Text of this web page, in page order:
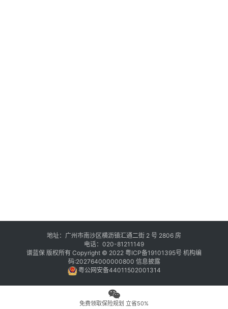
地址：广州市南沙区横沥镇汇通二街 2 号 2806 房
电话：020-81211149
谱蓝保 版权所有 Copyright © 2022 粤ICP备19101395号 机构编
码:202764000000800 信息披露
粤公网安备44011502001314
免费领取保险规划 立省50%